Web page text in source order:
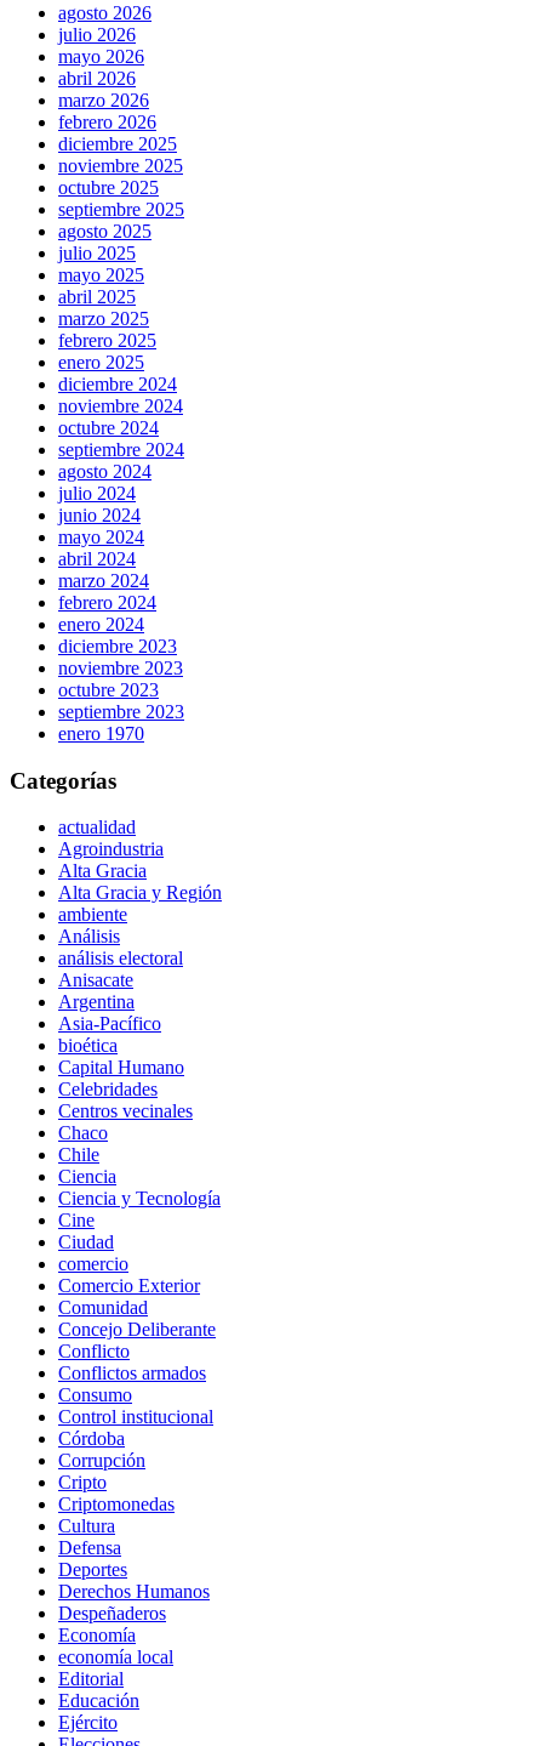
agosto 2026
julio 2026
mayo 2026
abril 2026
marzo 2026
febrero 2026
diciembre 2025
noviembre 2025
octubre 2025
septiembre 2025
agosto 2025
julio 2025
mayo 2025
abril 2025
marzo 2025
febrero 2025
enero 2025
diciembre 2024
noviembre 2024
octubre 2024
septiembre 2024
agosto 2024
julio 2024
junio 2024
mayo 2024
abril 2024
marzo 2024
febrero 2024
enero 2024
diciembre 2023
noviembre 2023
octubre 2023
septiembre 2023
enero 1970
Categorías
actualidad
Agroindustria
Alta Gracia
Alta Gracia y Región
ambiente
Análisis
análisis electoral
Anisacate
Argentina
Asia-Pacífico
bioética
Capital Humano
Celebridades
Centros vecinales
Chaco
Chile
Ciencia
Ciencia y Tecnología
Cine
Ciudad
comercio
Comercio Exterior
Comunidad
Concejo Deliberante
Conflicto
Conflictos armados
Consumo
Control institucional
Córdoba
Corrupción
Cripto
Criptomonedas
Cultura
Defensa
Deportes
Derechos Humanos
Despeñaderos
Economía
economía local
Editorial
Educación
Ejército